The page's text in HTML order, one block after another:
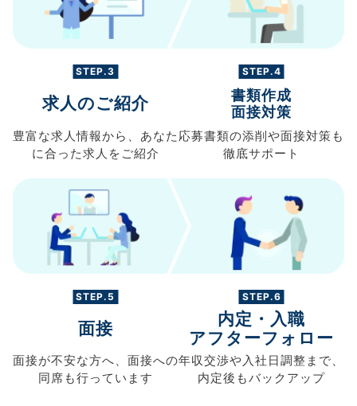
STEP.3
求人のご紹介
豊富な求人情報から、 あなた
に合った求人を ご紹介
STEP.4
書類作成
面接対策
応募書類の添削や面接対策も
徹底サポート
STEP.5
面接
面接が不安な方へ、 面接への
同席も行っています
STEP.6
内定・入職
アフターフォロー
年収交渉や入社日調整まで、
内定後もバックアップ